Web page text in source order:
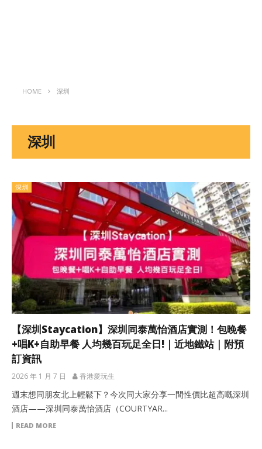
HOME 深圳
深圳
深圳
【深圳Staycation】深圳同泰萬怡酒店實測！包晚餐
+唱K+自助早餐 人均幾百玩足全日!｜近地鐵站｜附預
訂資訊
2026 年 1 月 7 日 香港愛玩生
週末想同朋友北上輕鬆下？今次同大家分享一間性價比超高嘅深圳
酒店——深圳同泰萬怡酒店（COURTYAR...
READ MORE